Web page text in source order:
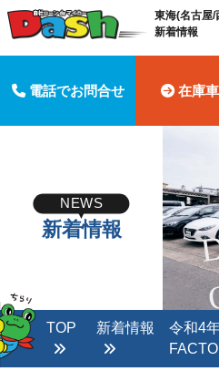
東海(名古屋/
新着情報
電話でお問合せ 在庫
NEWS
新着情報
TOP 新着情報
令和4